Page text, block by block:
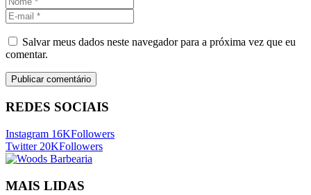
Salvar meus dados neste navegador para a próxima vez que eu
comentar.
REDES SOCIAIS
Instagram 16KFollowers
Twitter 20KFollowers
MAIS LIDAS